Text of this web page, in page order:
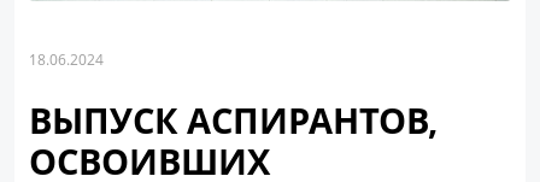
18.06.2024
ВЫПУСК АСПИРАНТОВ,
ОСВОИВШИХ